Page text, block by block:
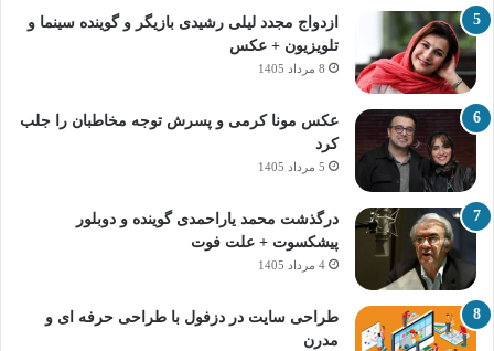
ازدواج مجدد لیلی رشیدی بازیگر و گوینده سینما و
تلویزیون + عکس
8 مرداد 1405
عکس مونا کرمی و پسرش توجه مخاطبان را جلب
کرد
5 مرداد 1405
درگذشت محمد یاراحمدی گوینده و دوبلور
پیشکسوت + علت فوت
4 مرداد 1405
طراحی سایت در دزفول با طراحی حرفه‌ ای و
مدرن